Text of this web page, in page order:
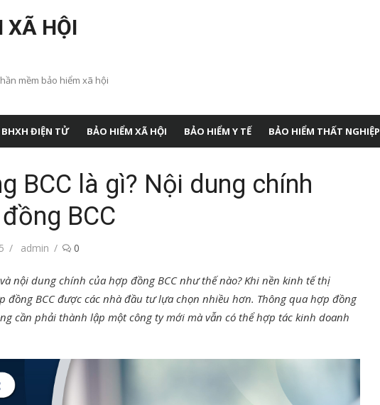
XÃ HỘI
mềm bảo hiểm xã hội
BHXH ĐIỆN TỬ BẢO HIỂM XÃ HỘI BẢO HIỂM Y TẾ BẢO HIỂM THẤT NGHIỆP
BCC là gì? Nội dung chính
BCC
Tác
admin 0
và nội dung chính của hợp đồng BCC như thế nào? Khi nền kinh tế thị
đồng BCC được các nhà đầu tư lựa chọn nhiều hơn. Thông qua hợp đồng
cần phải thành lập một công ty mới mà vẫn có thể hợp tác kinh doanh